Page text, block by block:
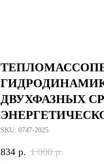
ДВУХФАЗНЫХ
SKU: 0747-2025
834 р. 1 000 р.